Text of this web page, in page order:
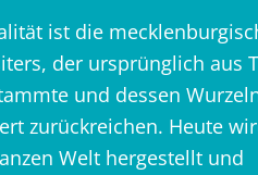
ist die
der ursprünglich aus
und dessen
zurückreichen. Heute
Welt hergestellt und